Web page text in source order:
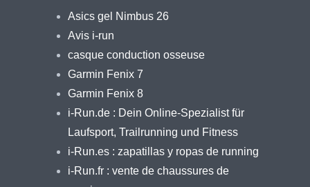
Asics gel Nimbus 26
Avis i-run
casque conduction osseuse
Garmin Fenix 7
Garmin Fenix 8
i-Run.de : Dein Online-Spezialist für
Laufsport, Trailrunning und Fitness
i-Run.es : zapatillas y ropas de running
i-Run.fr : vente de chaussures de